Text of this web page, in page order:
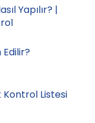
Yapılır? |
Kontrol Listesi